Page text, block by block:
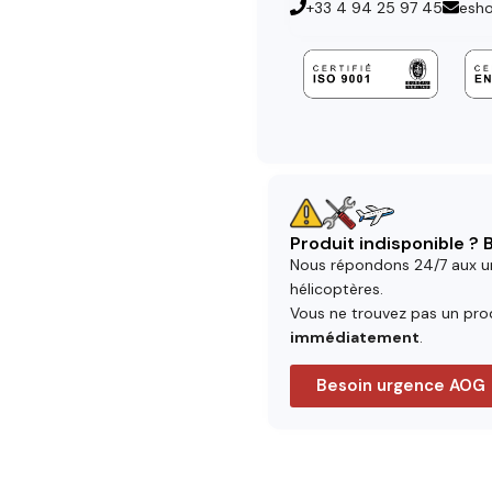
+33 4 94 25 97 45
Produit indisponible ?
Nous répondons 24/7 aux
hélicoptères.
Vous ne trouvez pas un
immédiatement.
Besoin urgence AOG